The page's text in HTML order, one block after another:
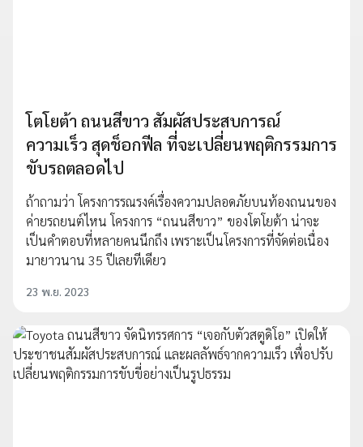
โตโยต้า ถนนสีขาว สัมผัสประสบการณ์
ความเร็ว สุดช็อกฟีล ที่จะเปลี่ยนพฤติกรรมการ
ขับรถตลอดไป
ถ้าถามว่า โครงการรณรงค์เรื่องความปลอดภัยบนท้องถนนของ
ค่ายรถยนต์ไหน โครงการ “ถนนสีขาว” ของโตโยต้า น่าจะ
เป็นคำตอบที่หลายคนนึกถึง เพราะเป็นโครงการที่จัดต่อเนื่อง
มายาวนาน 35 ปีเลยทีเดียว
23 พ.ย. 2023